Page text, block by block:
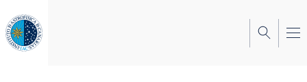
al
contenido
principal